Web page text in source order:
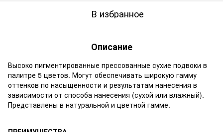
В избранное
Описание
Высоко пигментированные прессованные сухие подвоки в
палитре 5 цветов. Могут обеспечивать широкую гамму
оттенков по насыщенности и результатам нанесения в
зависимости от способа нанесения (сухой или влажный).
Представлены в натуральной и цветной гамме.